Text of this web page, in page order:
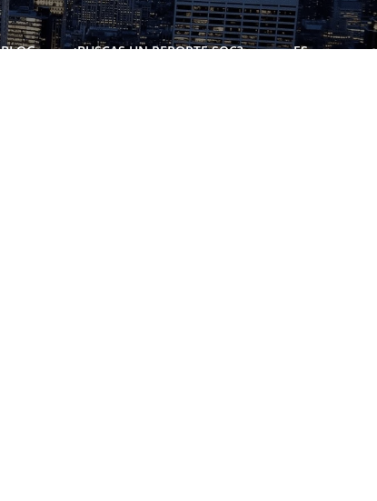
BLOG ¿BUSCAS UN REPORTE SOC? ES